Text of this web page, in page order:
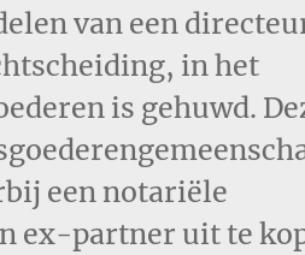
van een
in het
is gehuwd.
een notariële
ex-partner uit te